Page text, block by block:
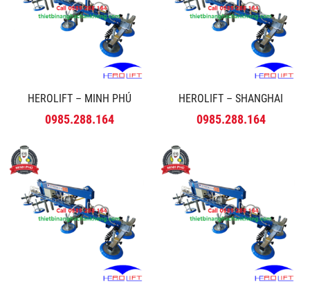
HEROLIFT – MINH PHÚ
0985.288.164
HEROLIFT – SHANGHAI
0985.288.164